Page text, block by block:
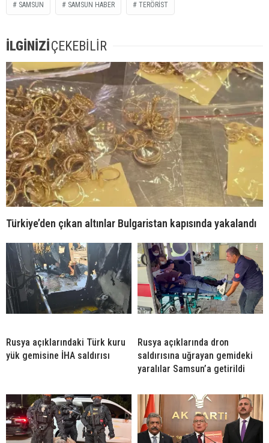
SAMSUN SAMSUN HABER TERÖRİST
İLGİNİZİÇEKEBİLİR
Türkiye’den çıkan altınlar Bulgaristan kapısında yakalandı
Rusya açıklarındaki Türk kuru
yük gemisine İHA saldırısı
Rusya açıklarında dron
saldırısına uğrayan gemideki
yaralılar Samsun’a getirildi